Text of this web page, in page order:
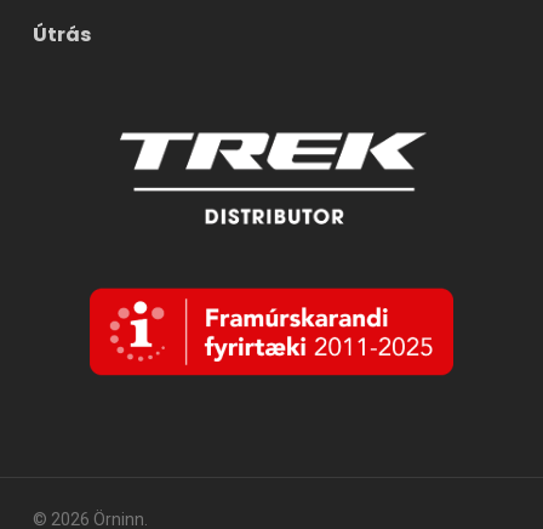
Útrás
© 2026 Örninn.